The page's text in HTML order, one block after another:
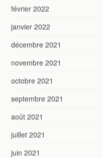
février 2022
janvier 2022
décembre 2021
novembre 2021
octobre 2021
septembre 2021
août 2021
juillet 2021
juin 2021